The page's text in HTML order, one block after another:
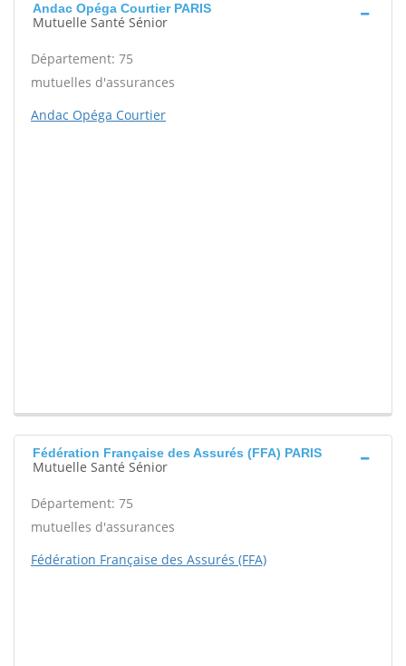
Andac Opéga Courtier PARIS
Mutuelle Santé Sénior
Département: 75
mutuelles d'assurances
Andac Opéga Courtier
Fédération Française des Assurés (FFA) PARIS
Mutuelle Santé Sénior
Département: 75
mutuelles d'assurances
Fédération Française des Assurés (FFA)